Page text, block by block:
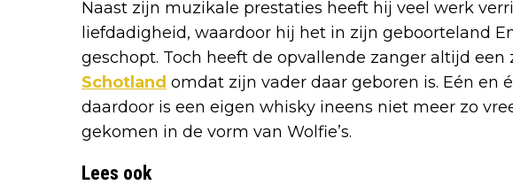
Naast zijn muzikale prestaties heeft hij veel werk
liefdadigheid, waardoor hij het in zijn geboorteland
geschopt. Toch heeft de opvallende zanger altijd een
Schotland omdat zijn vader daar geboren is. Eén en
daardoor is een eigen whisky ineens niet meer zo
gekomen in de vorm van Wolfie’s.
Lees ook